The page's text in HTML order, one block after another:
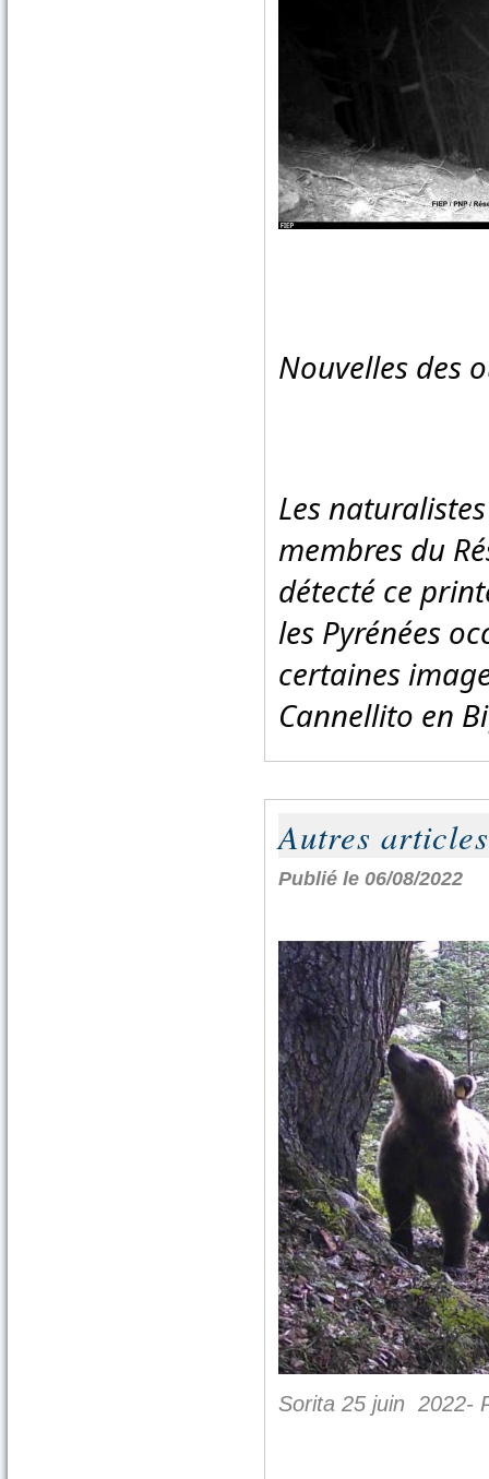
Nouvelles des
Les
membres du
détecté ce
les Pyrénées
certaines
Autres articles
Publié le 06/08/2022
Sorita 25 juin 2022-